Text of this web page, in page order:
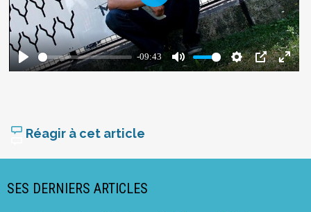
Réagir à cet article
SES DERNIERS ARTICLES